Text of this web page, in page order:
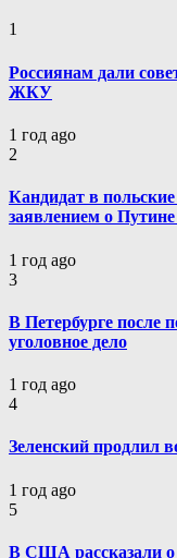
1
Россиянам дали
ЖКУ
1 год ago
2
Кандидат в
заявлением о
1 год ago
3
В Петербурге после
уголовное дело
1 год ago
4
Зеленский продлил
1 год ago
5
В США рассказали о